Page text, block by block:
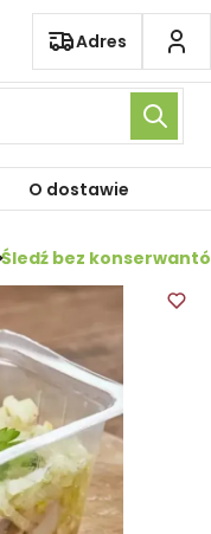
Adres
O dostawie
Śledź bez